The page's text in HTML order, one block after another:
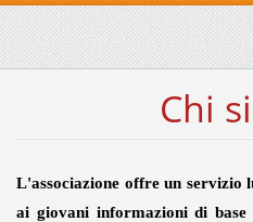
Chi
L'associazione offre un
ai giovani informazioni di